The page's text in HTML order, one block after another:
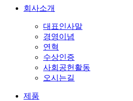
회사소개
대표인사말
경영이념
연혁
수상인증
사회공헌활동
오시는길
제품